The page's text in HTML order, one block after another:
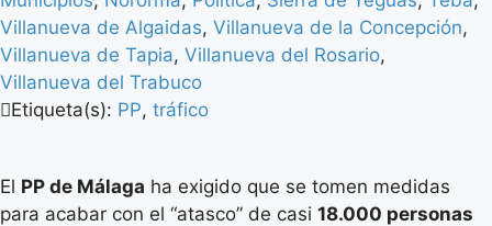
Villanueva de Algaidas, Villanueva de la Concepción,
Villanueva de Tapia, Villanueva del Rosario,
Villanueva del Trabuco
Etiqueta(s): PP, tráfico
El PP de Málaga ha exigido que se tomen medidas
para acabar con el “atasco” de casi 18.000 personas